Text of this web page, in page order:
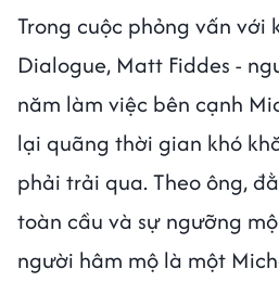
Trong cuộc phỏng vấn với
Dialogue, Matt Fiddes -
năm làm việc bên cạnh
lại quãng thời gian khó
phải trải qua. Theo ông,
toàn cầu và sự ngưỡng
người hâm mộ là một